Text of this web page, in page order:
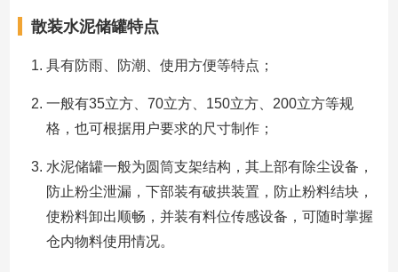
散装水泥储罐特点
具有防雨、防潮、使用方便等特点；
一般有35立方、70立方、150立方、200立方等规
格，也可根据用户要求的尺寸制作；
水泥储罐一般为圆筒支架结构，其上部有除尘设备，
防止粉尘泄漏，下部装有破拱装置，防止粉料结块，
使粉料卸出顺畅，并装有料位传感设备，可随时掌握
仓内物料使用情况。